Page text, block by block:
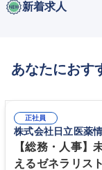
新着求人
あなたにおす
正社員
株式会社日立医薬
【総務・人事】
えるゼネラリス